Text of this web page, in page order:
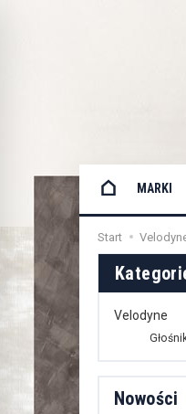
MARKI
Start
Velodyne
Nowości